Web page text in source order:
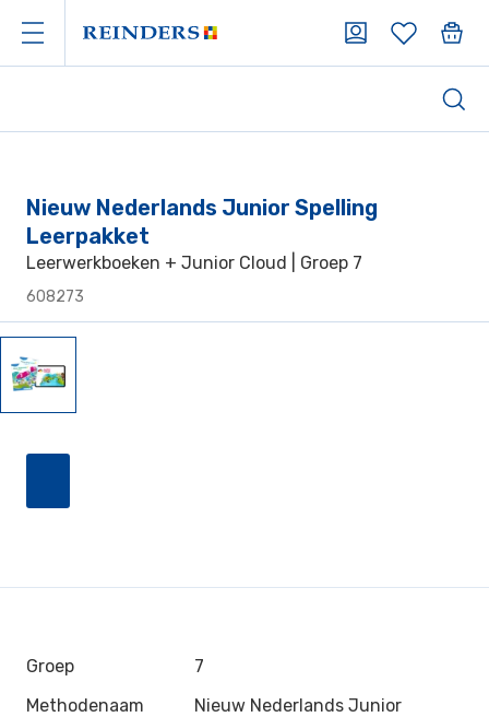
Nieuw Nederlands Junior Spelling
Leerpakket
Leerwerkboeken + Junior Cloud | Groep 7
608273
Groep
7
Methodenaam
Nieuw Nederlands Junior